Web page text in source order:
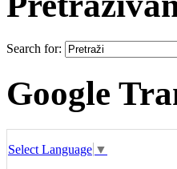
Search for:
Google
Select Language ▼